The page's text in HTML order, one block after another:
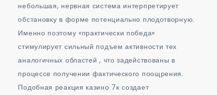
небольшая, нервная система интерпретирует
обстановку в форме потенциально плодотворную.
Именно поэтому «практически победа»
стимулирует сильный подъем активности тех
аналогичных областей , что задействованы в
процессе получении фактического поощрения.
Подобная реакция казино 7к создает